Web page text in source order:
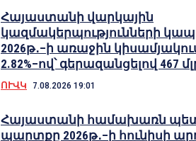
Հայաստանի վարկային
կազմակերպությունների
2026թ․–ի առաջին
2.82%–ով՝ գերազանցելով 467
ՈՒՎԿ 7.08.2026 19:01
Հայաստանի համախառն
պարտքը 2026թ․–ի հունիսի